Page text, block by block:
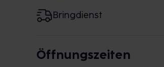
Bringdienst
Öffnungszeiten